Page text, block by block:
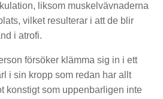
liksom muskelvävnaderna
vilket resulterar i att de blir
i atrofi.
försöker klämma sig in i ett
i sin kropp som redan har allt
konstigt som uppenbarligen inte